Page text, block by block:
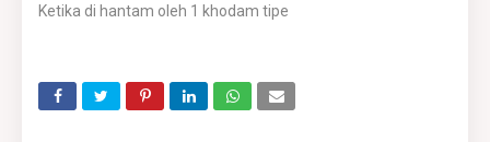
Ketika di hantam oleh 1 khodam tipe